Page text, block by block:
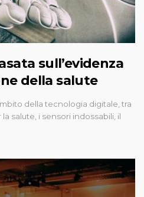
sull’evidenza
della salute
della tecnologia digitale, tra
salute, i sensori indossabili, il